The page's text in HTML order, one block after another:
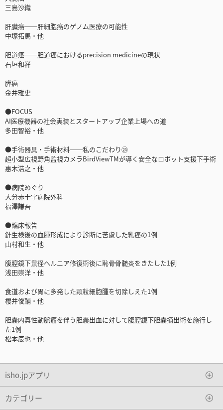
三島沙織
肝臓癌──肝細胞癌のゲノム医療の可能性
中塚拓馬・他
胆道癌──胆道癌におけるprecision medicineの現状
石垣和祥
膵癌
金井雅史
●FOCUS
AI医療機器の社会実装とスタートアップ企業上場への道
多田智裕・他
●手術器具・手術材料──私のこだわり㉔
超小型広視野角監視カメラBirdViewTMが導く安全なロボット支援下手術
惠木浩之・他
●病院めぐり
大分赤十字病院外科
福澤謙吾
●臨床報告
針生検後の血腫形成により診断に苦慮した乳癌の1例
山村和生・他
腹腔鏡下鼠径ヘルニア修復術後に恥骨骨髄炎をきたした1例
浅田崇洋・他
食道および胃に多発した顆粒細胞腫を切除しえた1例
櫻井俊輔・他
胆囊内真性動脈瘤を伴う胆囊出血に対して腹腔鏡下胆囊摘出術を施行し
た1例
松本辰也・他
isho.jpアプリ
カテゴリー